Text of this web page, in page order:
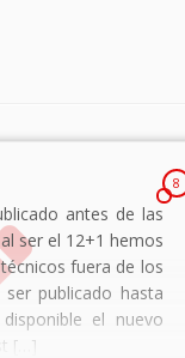
8
antes de las
ser el 12+1 hemos
fuera de los
publicado hasta
el nuevo
[…]